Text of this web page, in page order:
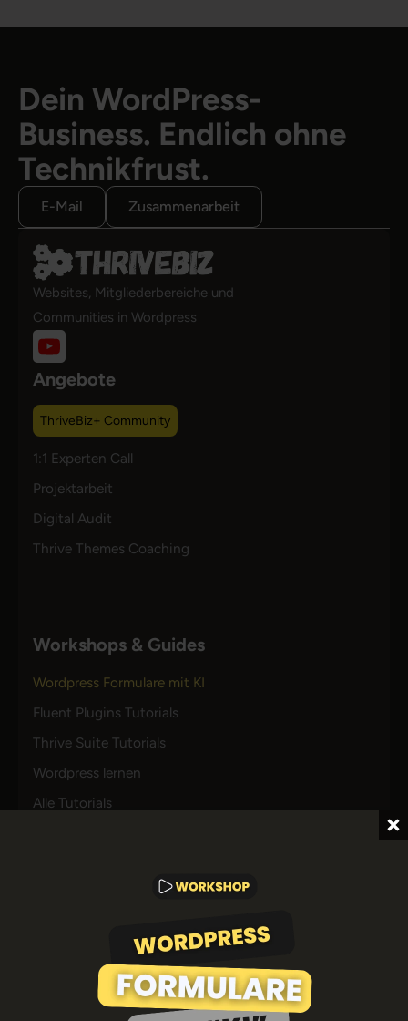
Dein WordPress-
Business. Endlich ohne
Technikfrust.
E-Mail Zusammenarbeit
Websites, Mitgliederbereiche und
Communities in Wordpress
Angebote
ThriveBiz+ Community
1:1 Experten Call
Projektarbeit
Digital Audit
Thrive Themes Coaching
Workshops & Guides
Wordpress Formulare mit KI
Fluent Plugins Tutorials
Thrive Suite Tutorials
Wordpress lernen
Alle Tutorials
Akademie-Check